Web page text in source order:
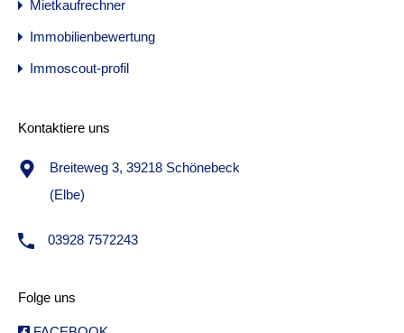
Mietkaufrechner
Immobilienbewertung
Immoscout-profil
Kontaktiere uns
Breiteweg 3, 39218 Schönebeck
(Elbe)
03928 7572243
Folge uns